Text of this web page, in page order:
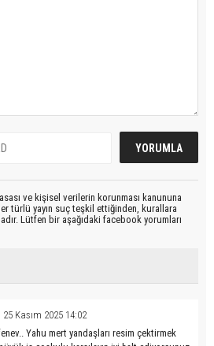
ve kişisel verilerin korunması kanununa
türlü yayın suç teşkil ettiğinden, kurallara
Lütfen bir aşağıdaki facebook yorumları
25 Kasım 2025 14:02
Yahu mert yandaşları resim çektirmek